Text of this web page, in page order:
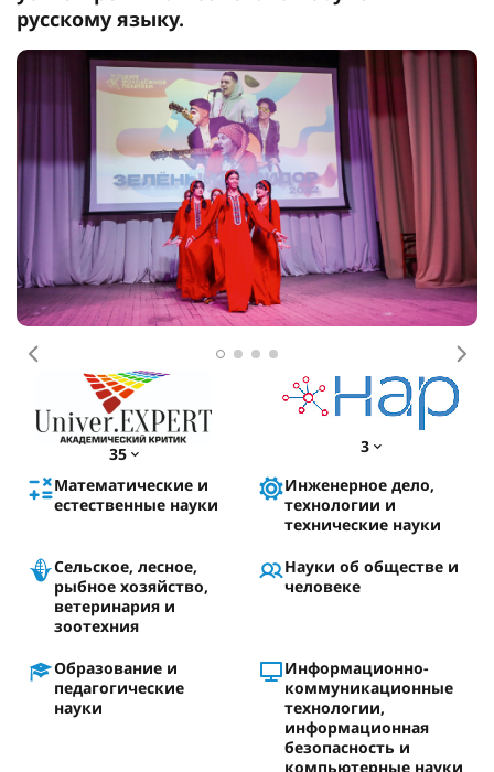
русскому языку.
Предыдущее
35
3
Математические и
естественные науки
Инженерное дело,
технологии и
технические науки
Сельское, лесное,
рыбное хозяйство,
ветеринария и
зоотехния
Науки об обществе и
человеке
Образование и
педагогические
науки
Информационно-
коммуникационные
технологии,
информационная
безопасность и
компьютерные науки